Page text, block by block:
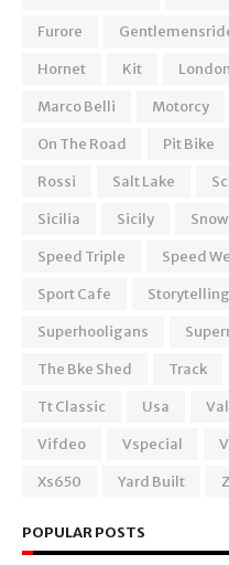
Furore
Hornet
Kit London
Marco Belli
Motorcy
On The Road
Pit Bike
Rossi
Salt Lake
Sicilia
Sicily
Speed Triple
Speed
Sport Cafe
Storytelling
Superhooligans
The Bke Shed
Track
Tt Classic
Usa
Vifdeo
Vspecial
Xs650
Yard Built
POPULAR POSTS